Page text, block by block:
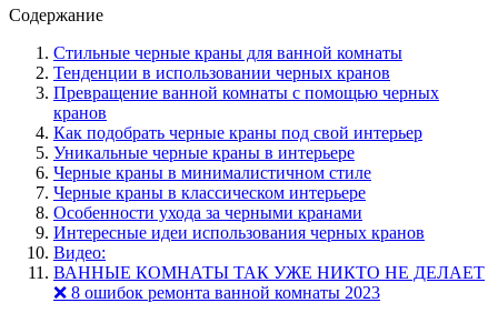
Содержание
Стильные черные краны для ванной комнаты
Тенденции в использовании черных кранов
Превращение ванной комнаты с помощью черных
кранов
Как подобрать черные краны под свой интерьер
Уникальные черные краны в интерьере
Черные краны в минималистичном стиле
Черные краны в классическом интерьере
Особенности ухода за черными кранами
Интересные идеи использования черных кранов
Видео:
ВАННЫЕ КОМНАТЫ ТАК УЖЕ НИКТО НЕ ДЕЛАЕТ
❌ 8 ошибок ремонта ванной комнаты 2023